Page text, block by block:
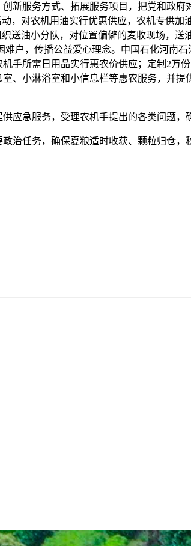
新服务方式、拓展服务项目，把党和政府
，对农机用油实行优惠供应，农机专供
送油小分队，对位置偏僻的麦收现场，
户，传播公益爱心理念。中国石化河南
手所需日用品实行惠农价供应；定制2万
、小淋浴室和小信息栏等惠农服务，并
应急服务，受理农机手提出的各类问题，
治任务，确保夏粮适时收获、颗粒归仓